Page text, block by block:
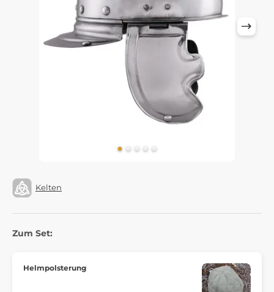
Kelten
Zum Set:
Helmpolsterung